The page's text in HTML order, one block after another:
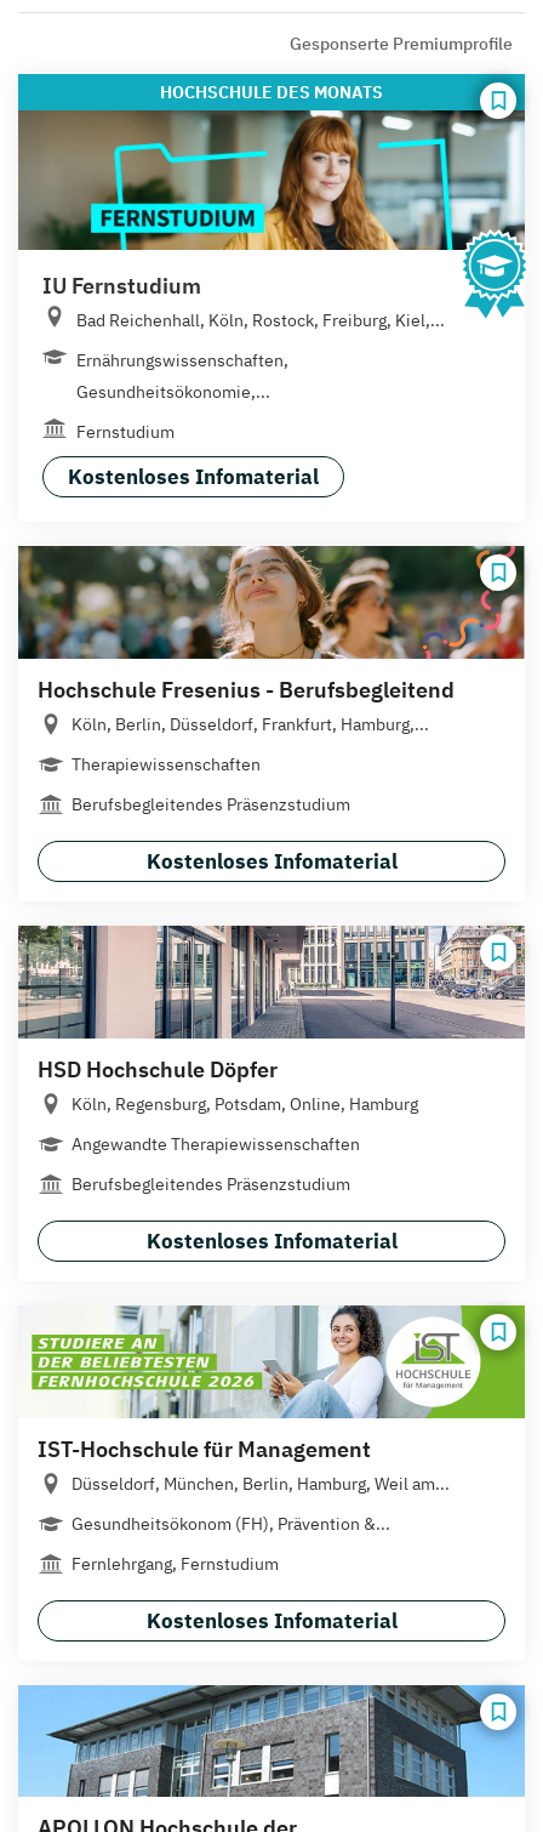
Gesponserte Premiumprofile
HOCHSCHULE DES MONATS
IU Fernstudium
Bad Reichenhall, Köln, Rostock, Freiburg, Kiel,...
Ernährungswissenschaften,
Gesundheitsökonomie,...
Fernstudium
Kostenloses Infomaterial
Hochschule Fresenius - Berufsbegleitend
Köln, Berlin, Düsseldorf, Frankfurt, Hamburg,...
Therapiewissenschaften
Berufsbegleitendes Präsenzstudium
Kostenloses Infomaterial
HSD Hochschule Döpfer
Köln, Regensburg, Potsdam, Online, Hamburg
Angewandte Therapiewissenschaften
Berufsbegleitendes Präsenzstudium
Kostenloses Infomaterial
IST-Hochschule für Management
Düsseldorf, München, Berlin, Hamburg, Weil am...
Gesundheitsökonom (FH), Prävention &...
Fernlehrgang, Fernstudium
Kostenloses Infomaterial